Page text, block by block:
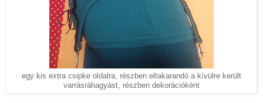
egy kis extra csipke oldalra, részben eltakarandó a kívülre került
varrásráhagyást, részben dekorációként